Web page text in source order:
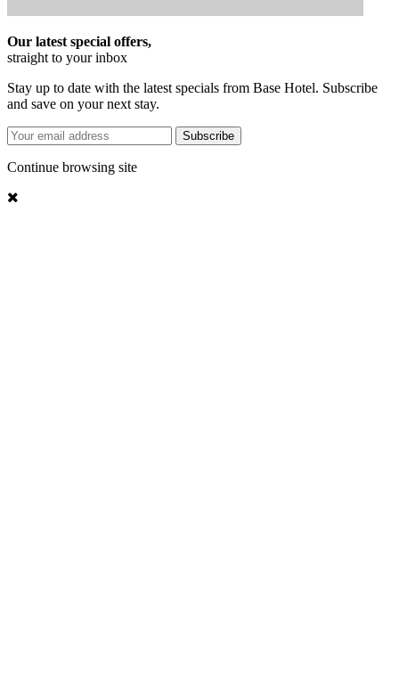
Our latest special offers,
straight to your inbox
Stay up to date with the latest specials from Base Hotel. Subscribe
and save on your next stay.
Subscribe
Continue browsing site